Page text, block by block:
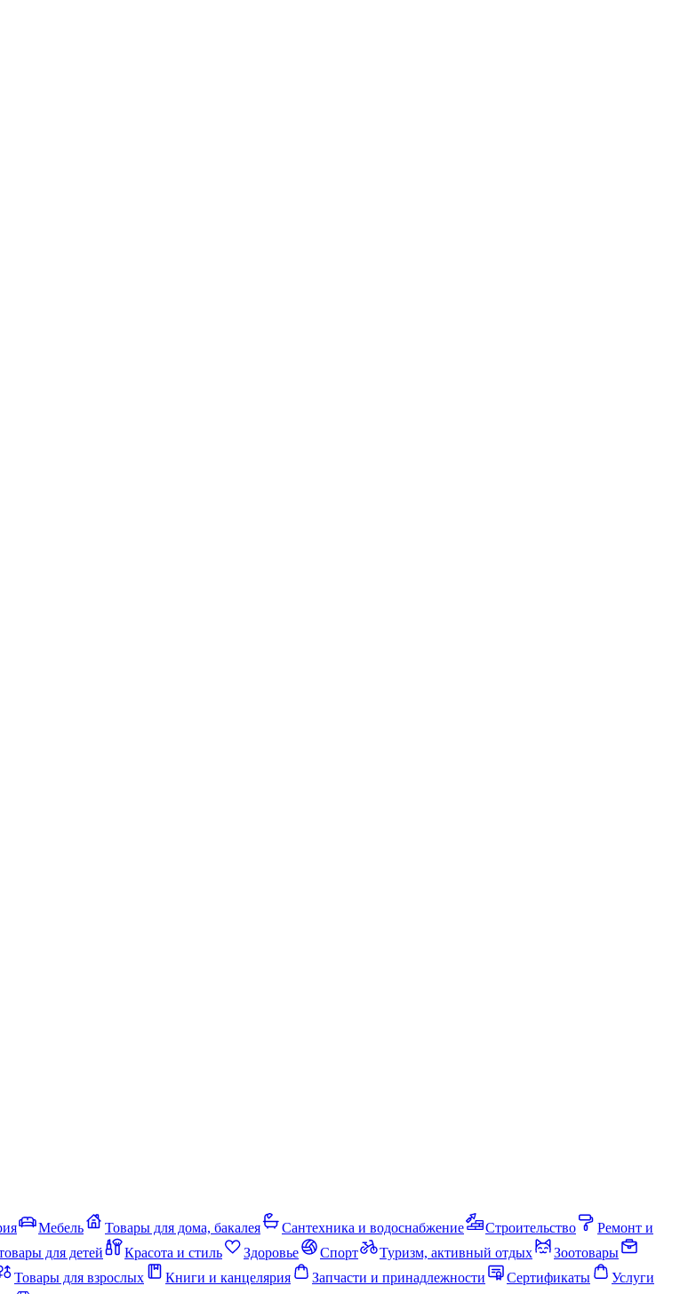
Мебель Товары для дома, бакалея Сантехника и водоснабжение Строительство
Ремонт и
для детей Красота и стиль Здоровье Спорт Туризм, активный отдых
Зоотовары
Товары для взрослых Книги и канцелярия Запчасти и принадлежности Сертификаты
Услуги